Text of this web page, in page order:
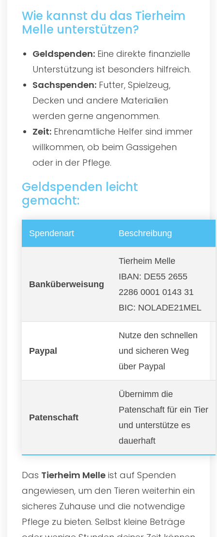
Wie kannst du das Tierheim
Melle unterstützen?
Geldspenden: Eine direkte finanzielle
Unterstützung ist besonders hilfreich.
Sachspenden: Futter, Spielzeug,
Decken und andere Materialien
werden gerne angenommen.
Zeit: Ehrenamtliche Helfer sind immer
willkommen, ob beim Gassigehen
oder in der Pflege.
Geldspenden leicht
gemacht:
Spendenart Beschreibung
Banküberweisung
Tierheim Melle
IBAN: DE55 2655
2286 0001 0143 31
BIC: NOLADE21MEL
Paypal
Nutze den schnellen
und sicheren Weg
über Paypal
Patenschaft
Übernimm die
Patenschaft für ein Tier
und unterstütze es
dauerhaft
Das Tierheim Melle ist auf Spenden
angewiesen, um den Tieren weiterhin ein
sicheres Zuhause und die notwendige
Pflege zu bieten. Selbst kleine Beträge